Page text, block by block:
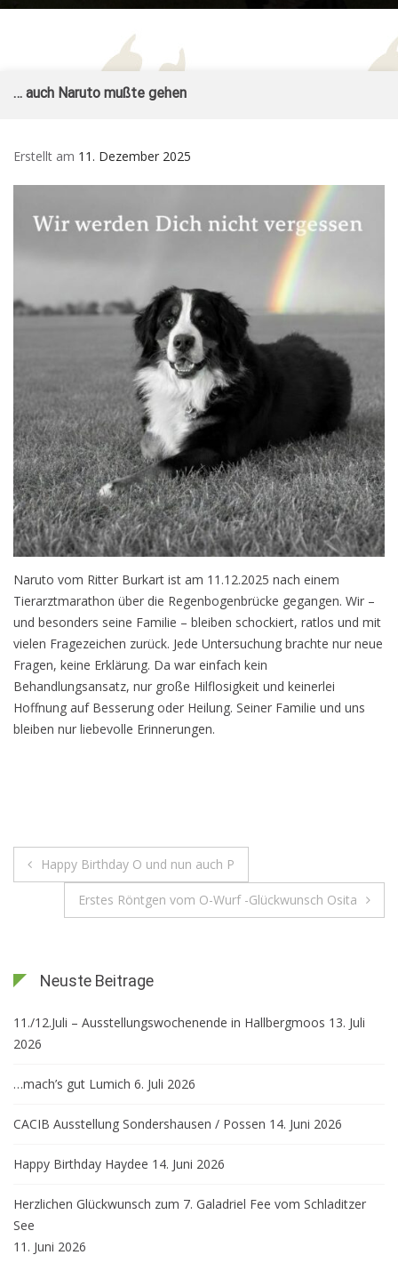
Sennenhunde
– Züchter im SSV und
for
… auch Naruto mußte gehen
Erstellt am 11. Dezember 2025
Naruto vom Ritter Burkart ist am 11.12.2025 nach einem
Tierarztmarathon über die Regenbogenbrücke gegangen. Wir –
und besonders seine Familie – bleiben schockiert, ratlos und mit
vielen Fragezeichen zurück. Jede Untersuchung brachte nur neue
Fragen, keine Erklärung. Da war einfach kein
Behandlungsansatz, nur große Hilflosigkeit und keinerlei
Hoffnung auf Besserung oder Heilung. Seiner Familie und uns
bleiben nur liebevolle Erinnerungen.
Beitragsnavigation
Happy Birthday O und nun auch P
Erstes Röntgen vom O-Wurf -Glückwunsch Osita
Neuste Beitrage
11./12.Juli – Ausstellungswochenende in Hallbergmoos 13. Juli
2026
…mach’s gut Lumich 6. Juli 2026
CACIB Ausstellung Sondershausen / Possen 14. Juni 2026
Happy Birthday Haydee 14. Juni 2026
Herzlichen Glückwunsch zum 7. Galadriel Fee vom Schladitzer
See
11. Juni 2026